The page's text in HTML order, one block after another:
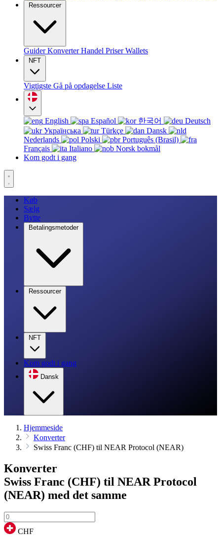
Ressourcer
GuiderKonverterHandel PriserWallets
NFT
Vigtigste Gå på opdagelse Liste
English Español 한국어
Deutsch
Українська
Türkçe
Dansk
Nederlands
Polski
Português (Brasil)
Français
Italiano
Norsk bokmål
Kom godt i gang
Køb
Sælg
Bytte
Betalingsmetoder
Ressourcer
NFT
Kom godt i gang
Dansk
Hjemmeside
Konverter
Swiss Franc (CHF) til NEAR Protocol (NEAR)
Konverter
Swiss Franc (CHF) til NEAR Protocol
(NEAR) med det samme
CHF